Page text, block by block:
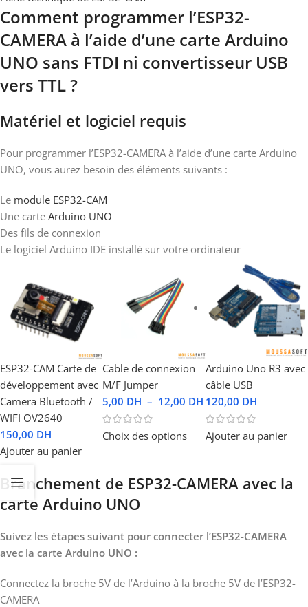
Comment programmer l’ESP32-
CAMERA à l’aide d’une carte Arduino
UNO sans FTDI ni convertisseur USB
vers TTL ?
Matériel et logiciel requis
Pour programmer l’ESP32-CAMERA à l’aide d’une carte Arduino
UNO, vous aurez besoin des éléments suivants :
Le module ESP32-CAM
Une carte Arduino UNO
Des fils de connexion
Le logiciel Arduino IDE installé sur votre ordinateur
ESP32-CAM Carte de
développement avec
Camera Bluetooth /
WIFI OV2640
150,00 DH
Ajouter au panier
Cable de connexion
M/F Jumper
5,00 DH – 12,00 DH
Choix des options
Arduino Uno R3 avec
câble USB
120,00 DH
Ajouter au panier
Branchement de ESP32-CAMERA avec la
carte Arduino UNO
Suivez les étapes suivant pour connecter l’ESP32-CAMERA
avec la carte Arduino UNO :
Connectez la broche 5V de l’Arduino à la broche 5V de l’ESP32-
CAMERA